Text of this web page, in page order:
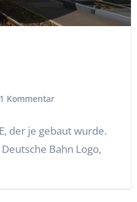
1 Kommentar
der je gebaut wurde.
Bahn Logo,